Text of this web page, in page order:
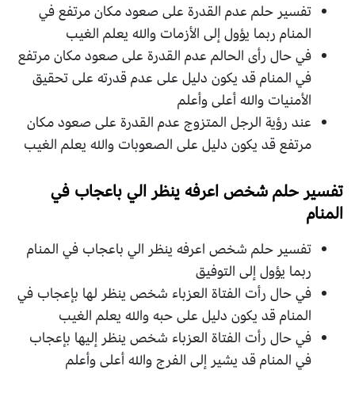
تفسير حلم عدم القدرة على صعود مكان مرتفع في
المنام ربما يؤول إلى الأزمات والله يعلم الغيب
في حال رأى الحالم عدم القدرة على صعود مكان مرتفع
في المنام قد يكون دليل على عدم قدرته على تحقيق
الأمنيات والله أعلى وأعلم
عند رؤية الرجل المتزوج عدم القدرة على صعود مكان
مرتفع قد يكون دليل على الصعوبات والله يعلم الغيب
تفسير حلم شخص اعرفه ينظر الي باعجاب في
المنام
تفسير حلم شخص اعرفه ينظر الي باعجاب في المنام
ربما يؤول إلى التوفيق
في حال رأت الفتاة العزباء شخص ينظر لها بإعجاب في
المنام قد يكون دليل على حبه والله يعلم الغيب
في حال رأت الفتاة العزباء شخص ينظر إليها بإعجاب
في المنام قد يشير إلى الفرج والله أعلى وأعلم